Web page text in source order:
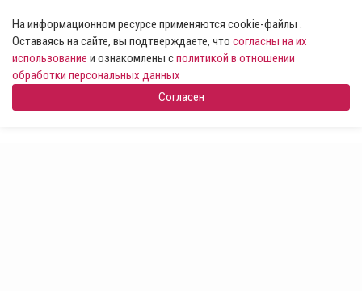
На информационном ресурсе применяются cookie-файлы .
Оставаясь на сайте, вы подтверждаете, что согласны на их
использование и ознакомлены сполитикой в отношении
обработки персональных данных
Согласен